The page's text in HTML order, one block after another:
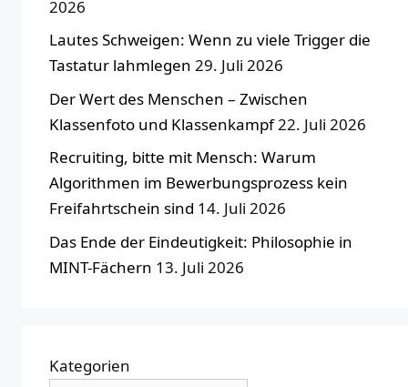
2026
Lautes Schweigen: Wenn zu viele Trigger die
Tastatur lahmlegen 29. Juli 2026
Der Wert des Menschen – Zwischen
Klassenfoto und Klassenkampf22. Juli 2026
Recruiting, bitte mit Mensch: Warum
Algorithmen im Bewerbungsprozess kein
Freifahrtschein sind 14. Juli 2026
Das Ende der Eindeutigkeit: Philosophie in
MINT-Fächern 13. Juli 2026
Kategorien